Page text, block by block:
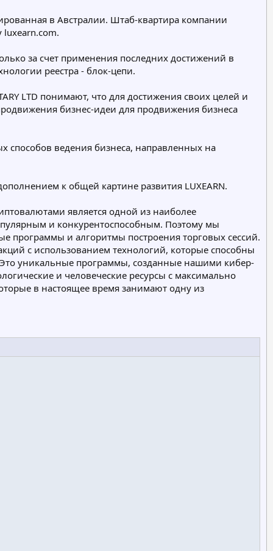
в Австралии. Штаб-квартира компании
luxearn.com.
за счет применения последних достижений в
реестра - блок-цепи.
LTD понимают, что для достижения своих целей и
бизнес-идеи для продвижения бизнеса
способов ведения бизнеса, направленных на
к общей картине развития LUXEARN.
является одной из наиболее
и конкурентоспособным. Поэтому мы
программы и алгоритмы построения торговых сессий.
с использованием технологий, которые способны
уникальные программы, созданные нашими кибер-
и человеческие ресурсы с максимально
в настоящее время занимают одну из